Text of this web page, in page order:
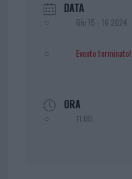
DATA
Giu 15 - 16 2024
Evento terminato!
ORA
11:00